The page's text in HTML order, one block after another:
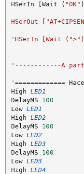
HSerIn Wait ( "OK" )
HSerOut
'HSerIn [Wait (">"),
'------------A partir
' =============
High LED1
DelayMS 100
Low LED1
High LED2
DelayMS 100
Low LED2
High LED3
DelayMS 100
Low LED3
High LED4